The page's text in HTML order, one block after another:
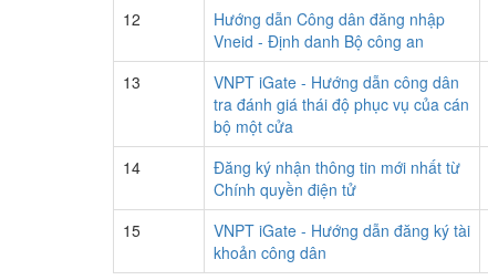
12
Hướng dẫn Công dân đăng nhập
Vneid - Định danh Bộ công an
13
VNPT iGate - Hướng dẫn công dân
tra đánh giá thái độ phục vụ của cán
bộ một cửa
14
Đăng ký nhận thông tin mới nhất từ
Chính quyền điện tử
15
VNPT iGate - Hướng dẫn đăng ký tài
khoản công dân